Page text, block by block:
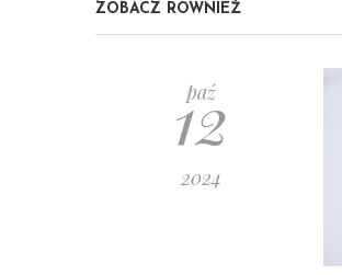
ZOBACZ RÓWNIEŻ
paź
12
2024